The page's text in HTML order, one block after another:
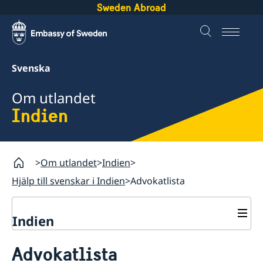
Sweden Abroad
Svenska
Om utlandet
Indien
Om utlandet Indien
Hjälp till svenskar i Indien Advokatlista
Indien
Hjälp till svenskar i Indien
Advokatlista